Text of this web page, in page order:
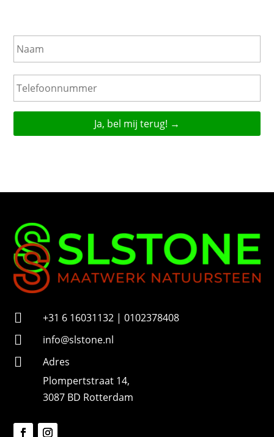
N
a
a
T
e
l
e
o
m
r
 +31 6 16031132 | 0102378408
 info@slstone.nl

Adres
Plompertstraat 14,
3087 BD Rotterdam